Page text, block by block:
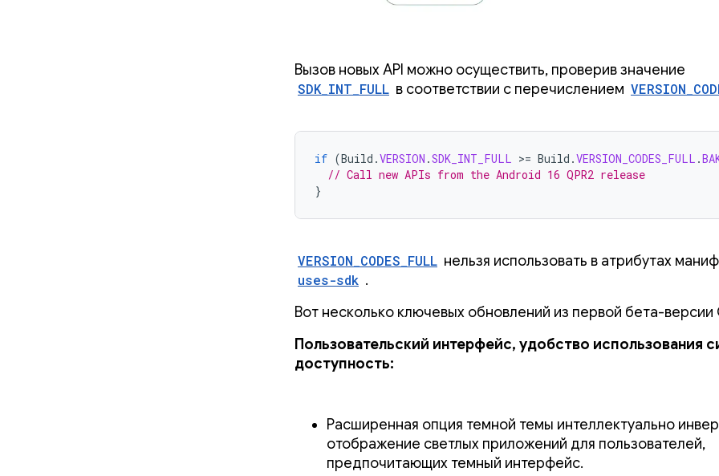
Вызов новых API можно осуществить, проверив значение
SDK_INT_FULL в соответствии с перечислением
if (Build .VERSION .SDK_INT_FULL >= Build .VERSION_CODES_FULL .
// Call new APIs from the Android 16 QPR2 release
}
VERSION_CODES_FULL нельзя использовать в атрибутах
uses-sdk .
Вот несколько ключевых обновлений из первой бета-версии
Пользовательский интерфейс, удобство использования
доступность:
Расширенная опция темной темы интеллектуально
отображение светлых приложений для пользователей,
предпочитающих темный интерфейс.